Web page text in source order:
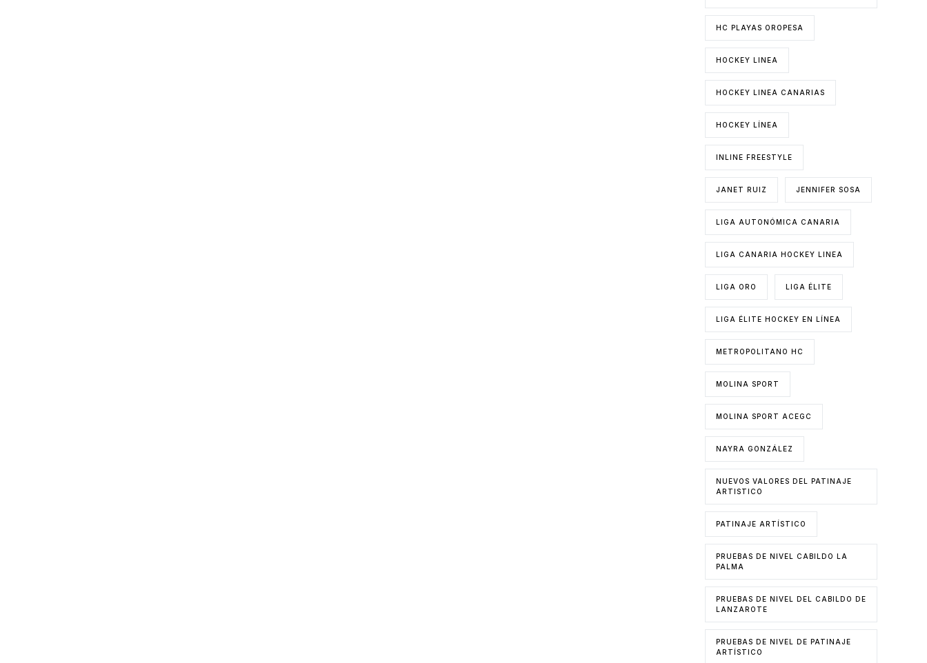
HC PLAYAS OROPESA
HOCKEY LINEA
HOCKEY LINEA CANARIAS
HOCKEY LÍNEA
INLINE FREESTYLE
JANET RUIZ JENNIFER SOSA
LIGA AUTONÓMICA CANARIA
LIGA CANARIA HOCKEY LINEA
LIGA ORO LIGA ÉLITE
LIGA ÉLITE HOCKEY EN LÍNEA
METROPOLITANO HC
MOLINA SPORT
MOLINA SPORT ACEGC
NAYRA GONZÁLEZ
NUEVOS VALORES DEL PATINAJE
ARTISTICO
PATINAJE ARTÍSTICO
PRUEBAS DE NIVEL CABILDO LA
PALMA
PRUEBAS DE NIVEL DEL CABILDO DE
LANZAROTE
PRUEBAS DE NIVEL DE PATINAJE
ARTÍSTICO